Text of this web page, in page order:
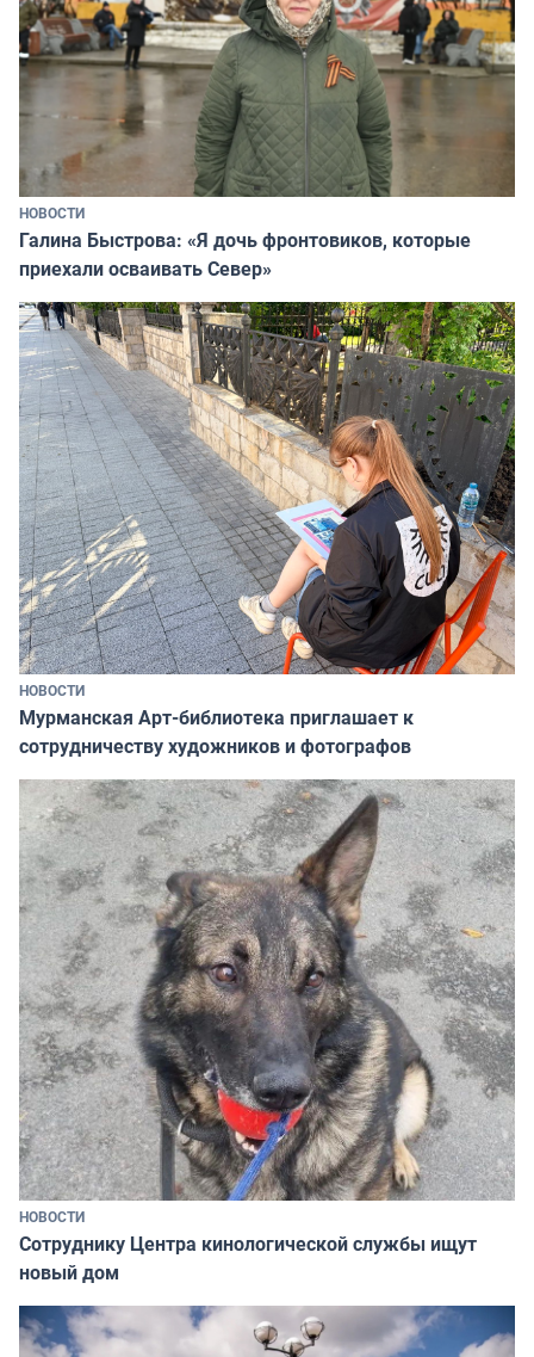
НОВОСТИ
Галина Быстрова: «Я дочь фронтовиков, которые
приехали осваивать Север»
НОВОСТИ
Мурманская Арт-библиотека приглашает к
сотрудничеству художников и фотографов
НОВОСТИ
Сотруднику Центра кинологической службы ищут
новый дом